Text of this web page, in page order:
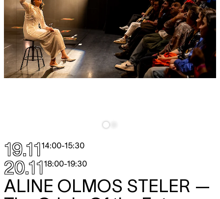
19.1114:00-15:30
20.1118:00-19:30
ALINE OLMOS STELER —